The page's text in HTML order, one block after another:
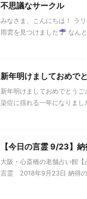
不思議なサークル
みなさま、こんにちは！ ラ
雨雲を見つけました
なん
新年明けましておめで
新年明けましておめでとうご
染症に揺れる一年になりま
【今日の言霊 9/23】納
大阪・心斎橋の老舗占い館
言霊 2018年9月23日 納得